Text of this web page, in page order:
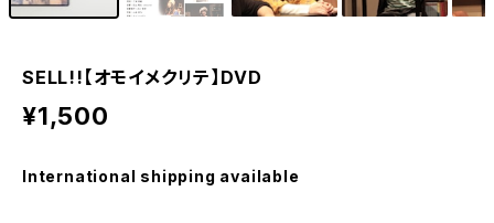
SELL!!【オモイメクリテ】DVD
¥1,500
International shipping available